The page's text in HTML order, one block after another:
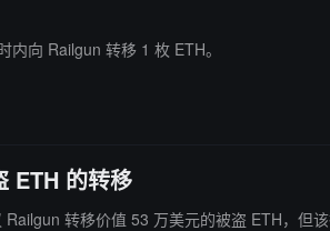
向 Railgun 转移 1 枚 ETH。
ETH 的转移
转移价值 53 万美元的被盗 ETH，但